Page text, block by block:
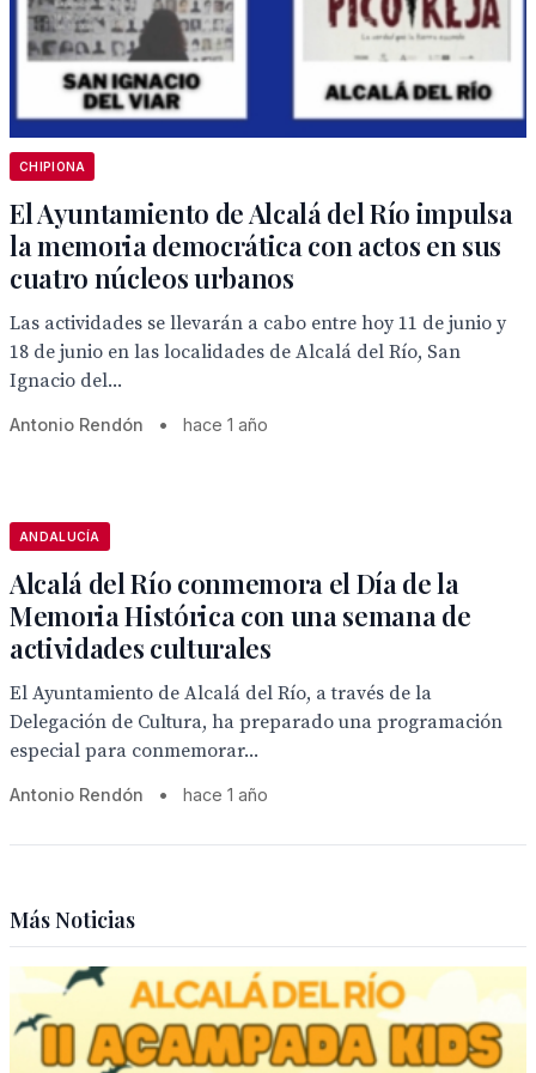
CHIPIONA
El Ayuntamiento de Alcalá del Río impulsa
la memoria democrática con actos en sus
cuatro núcleos urbanos
Las actividades se llevarán a cabo entre hoy 11 de junio y
18 de junio en las localidades de Alcalá del Río, San
Ignacio del...
Antonio Rendón • hace 1 año
ANDALUCÍA
Alcalá del Río conmemora el Día de la
Memoria Histórica con una semana de
actividades culturales
El Ayuntamiento de Alcalá del Río, a través de la
Delegación de Cultura, ha preparado una programación
especial para conmemorar...
Antonio Rendón • hace 1 año
Más Noticias